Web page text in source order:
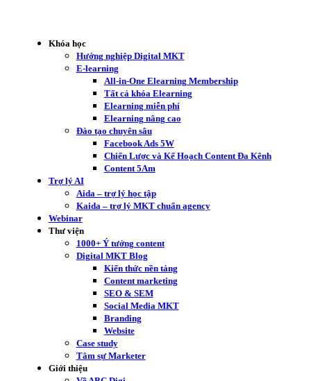
Khóa học
Hướng nghiệp Digital MKT
E-learning
All-in-One Elearning Membership
Tất cả khóa Elearning
Elearning miễn phí
Elearning nâng cao
Đào tạo chuyên sâu
Facebook Ads 5W
Chiến Lược và Kế Hoạch Content Đa Kênh
Content 5Am
Trợ lý AI
Aida – trợ lý học tập
Kaida – trợ lý MKT chuẩn agency
Webinar
Thư viện
1000+ Ý tưởng content
Digital MKT Blog
Kiến thức nền tảng
Content marketing
SEO & SEM
Social Media MKT
Branding
Website
Case study
Tâm sự Marketer
Giới thiệu